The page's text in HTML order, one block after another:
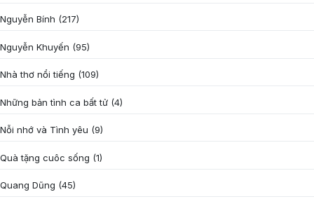
Nguyễn Bính (217)
Nguyễn Khuyến (95)
Nhà thơ nổi tiếng (109)
Những bản tình ca bất tử (4)
Nỗi nhớ và Tình yêu (9)
Quà tặng cuôc sống (1)
Quang Dũng (45)